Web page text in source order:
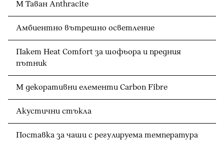
M Таван Anthracite
Амбиентно вътрешно осветление
Пакет Heat Comfort за шофьора и предния
пътник
M декоративни елементи Carbon Fibre
Акустични стъкла
Поставка за чаши с регулируема температура